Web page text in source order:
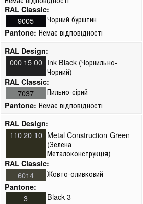
RAL Classic:
9005 Чорний бурштин
Pantone: Немає відповідності
RAL Design:
000 15 00 Ink Black (Чорнильно-
Чорний)
RAL Classic:
7037 Пильно-сірий
Pantone: Немає відповідності
RAL Design:
110 20 10 Metal Construction Green
(Зелена
Металоконструкція)
RAL Classic:
6014 Жовто-оливковий
Pantone:
3
Black 3